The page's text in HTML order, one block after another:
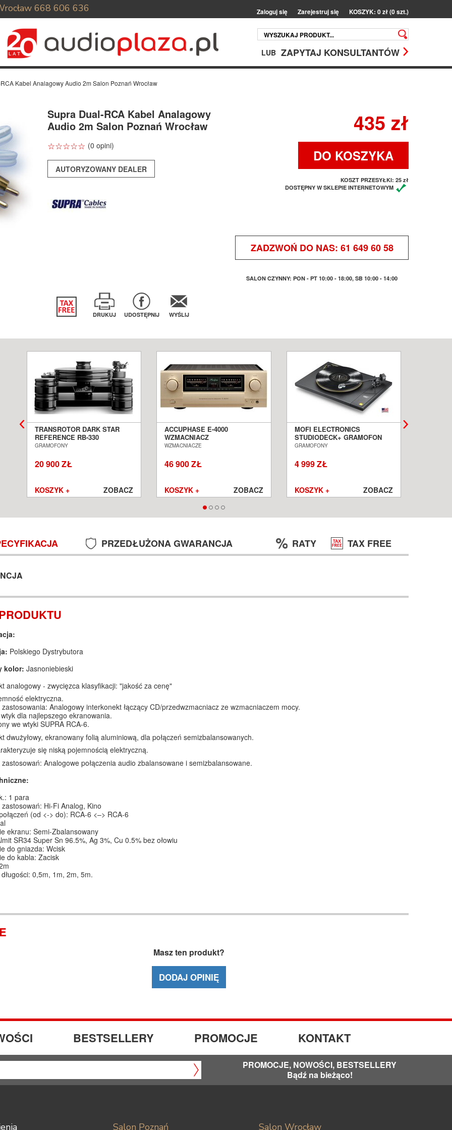
668 606 636 Zaloguj się Zarejestruj się KOSZYK: 0 zł (0 szt.)
LUB ZAPYTAJ KONSULTANTÓW
Kabel Analagowy Audio 2m Salon Poznań Wrocław
Supra Dual-RCA Kabel Analagowy
Audio 2m Salon Poznań Wrocław
☆☆☆☆☆
★★★★★ (0 opini)
AUTORYZOWANY DEALER
435 zł
DO KOSZYKA
KOSZT PRZESYŁKI: 25 zł
DOSTĘPNY W SKLEPIE INTERNETOWYM
ZADZWOŃ DO NAS: 61 649 60 58
SALON CZYNNY: PON - PT 10:00 - 18:00, SB 10:00 - 14:00
DRUKUJ UDOSTĘPNIJ WYŚLIJ
TRANSROTOR DARK STAR
REFERENCE RB-330
GRAMOFON ANALOGOWY
GRAMOFONY
20 900 ZŁ
KOSZYK + ZOBACZ
ACCUPHASE E-4000
WZMACNIACZ
ZINTEGROWANY SALON
WZMACNIACZE
46 900 ZŁ
KOSZYK + ZOBACZ
MOFI ELECTRONICS
STUDIODECK+ GRAMOFON
SALON POZNAŃ WROCŁAW
GRAMOFONY
4 999 ZŁ
KOSZYK + ZOBACZ
PRZEDŁUŻONA GWARANCJA RATY TAX FREE
Polskiego Dystrybutora
kolor: Jasnoniebieski
analogowy - zwycięzca klasyfikacji: "jakość za cenę"
elektryczna.
zastosowania: Analogowy interkonekt łączący CD/przedwzmacniacz ze wzmacniaczem mocy.
dla najlepszego ekranowania.
we wtyki SUPRA RCA-6.
dwużyłowy, ekranowany folią aluminiową, dla połączeń semizbalansowanych.
się niską pojemnością elektryczną.
zastosowań: Analogowe połączenia audio zbalansowane i semizbalansowane.
1 para
zastosowań: Hi-Fi Analog, Kino
(od <-> do): RCA-6 <–> RCA-6
ekranu: Semi-Zbalansowany
SR34 Super Sn 96.5%, Ag 3%, Cu 0.5% bez ołowiu
do gniazda: Wcisk
do kabla: Zacisk
0,5m, 1m, 2m, 5m.
Masz ten produkt?
DODAJ OPINIĘ
BESTSELLERY PROMOCJE KONTAKT
PROMOCJE, NOWOŚCI, BESTSELLERY
Bądź na bieżąco!
Salon Poznań Salon Wrocław